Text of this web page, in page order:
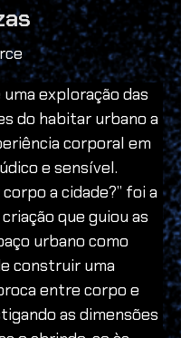
uma exploração das
do habitar urbano a
corporal em
e sensível.
a cidade?” foi a
que guiou as
urbano como
construir uma
entre corpo e
as dimensões